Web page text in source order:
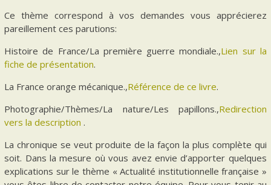
Ce thème correspond à vos demandes vous apprécierez
pareillement ces parutions:
Histoire de France/La première guerre mondiale.,Lien sur la
fiche de présentation.
La France orange mécanique.,Référence de ce livre.
Photographie/Thèmes/La nature/Les papillons.,Redirection
vers la description .
La chronique se veut produite de la façon la plus complète qui
soit. Dans la mesure où vous avez envie d’apporter quelques
explications sur le thème « Actualité institutionnelle française »